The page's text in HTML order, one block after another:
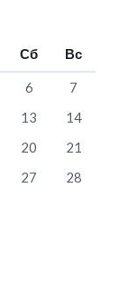
Сб Вс
6
7
13
14
20
21
27
28